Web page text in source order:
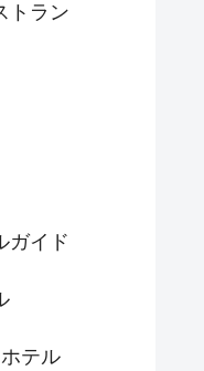
トラン
ガイド
テル